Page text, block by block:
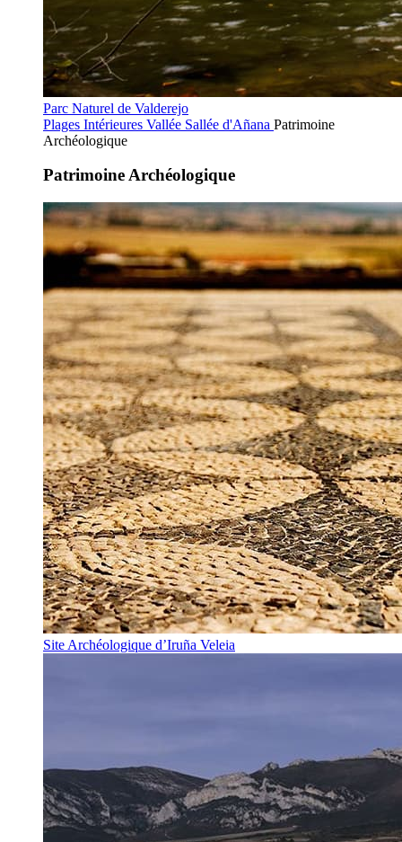
Parc Naturel de Valderejo
Plages Intérieures Vallée Sallée d'Añana Patrimoine
Archéologique
Patrimoine Archéologique
Site Archéologique d’Iruña Veleia